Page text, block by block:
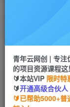
首页 创业课程
（7079期）
小红书玄学玩
青年云网创 | 专注
的项目资源课程这
🔰本站VIP 限时特
🔰开通高级合伙
🔰已帮助5000+